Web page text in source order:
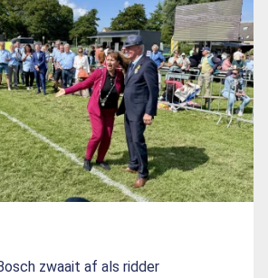
zwaait af als ridder